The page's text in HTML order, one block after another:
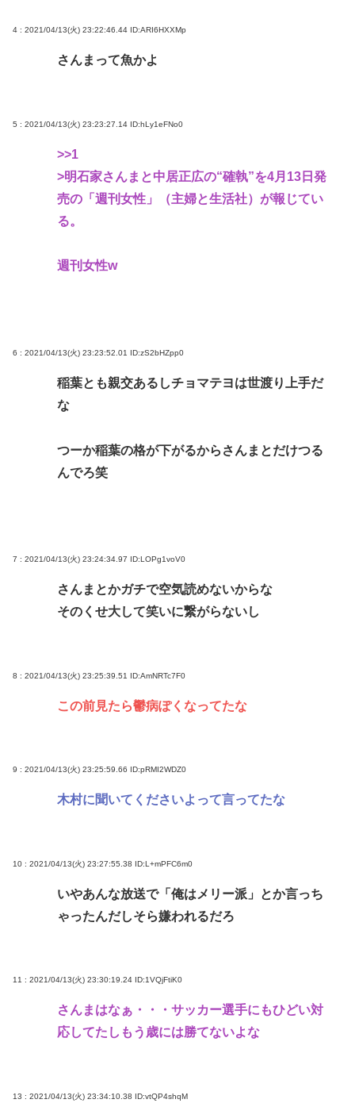
4 : 2021/04/13(火) 23:22:46.44 ID:ARI6HXXMp
さんまって魚かよ
5 : 2021/04/13(火) 23:23:27.14 ID:hLy1eFNo0
>>1
>明石家さんまと中居正広の“確執”を4月13日発
売の「週刊女性」（主婦と生活社）が報じてい
る。
週刊女性w
6 : 2021/04/13(火) 23:23:52.01 ID:zS2bHZpp0
稲葉とも親交あるしチョマテヨは世渡り上手だ
な
つーか稲葉の格が下がるからさんまとだけつる
んでろ笑
7 : 2021/04/13(火) 23:24:34.97 ID:LOPg1voV0
さんまとかガチで空気読めないからな
そのくせ大して笑いに繋がらないし
8 : 2021/04/13(火) 23:25:39.51 ID:AmNRTc7F0
この前見たら鬱病ぽくなってたな
9 : 2021/04/13(火) 23:25:59.66 ID:pRMI2WDZ0
木村に聞いてくださいよって言ってたな
10 : 2021/04/13(火) 23:27:55.38 ID:L+mPFC6m0
いやあんな放送で「俺はメリー派」とか言っち
ゃったんだしそら嫌われるだろ
11 : 2021/04/13(火) 23:30:19.24 ID:1VQjFtiK0
さんまはなぁ・・・サッカー選手にもひどい対
応してたしもう歳には勝てないよな
13 : 2021/04/13(火) 23:34:10.38 ID:vtQP4shqM